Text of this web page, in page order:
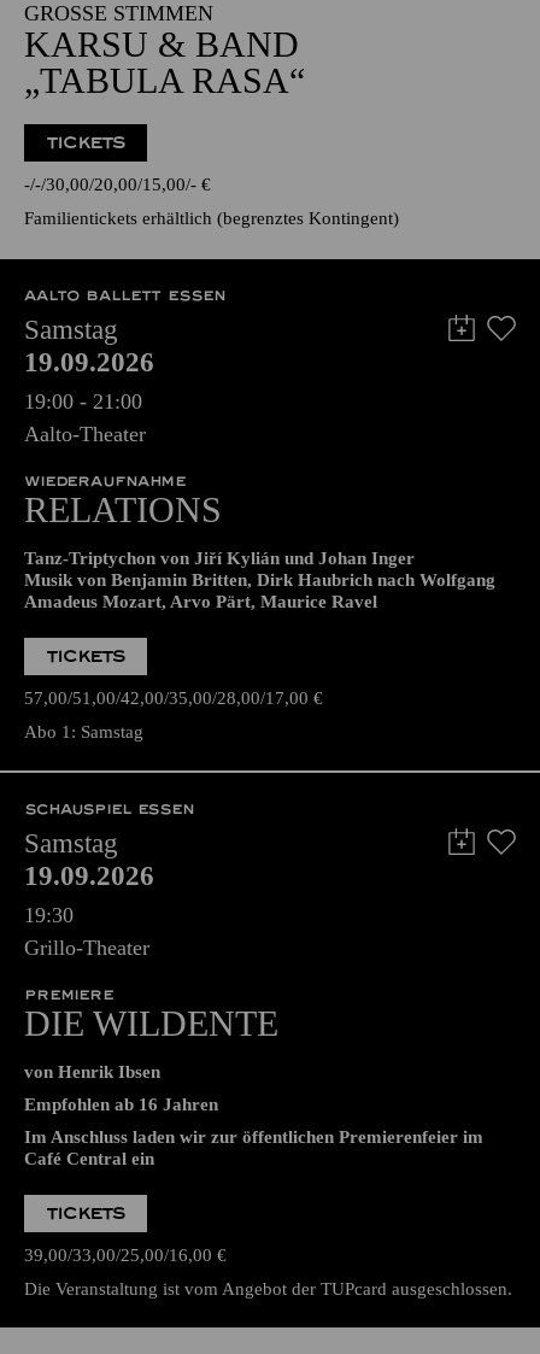
GROSSE STIMMEN
KARSU & BAND
„TABULA RASA“
TICKETS
- - 30,00 20,00 15,00 - €
Familientickets erhältlich (begrenztes Kontingent)
AALTO BALLETT ESSEN
Samstag
19.09.2026
19:00 - 21:00
Aalto-Theater
WIEDERAUFNAHME
RELATIONS
Tanz-Triptychon von Jiří Kylián und Johan Inger
Musik von Benjamin Britten, Dirk Haubrich nach Wolfgang
Amadeus Mozart, Arvo Pärt, Maurice Ravel
TICKETS
57,00 51,00 42,00 35,00 28,00 17,00 €
Abo 1: Samstag
SCHAUSPIEL ESSEN
Samstag
19.09.2026
19:30
Grillo-Theater
PREMIERE
DIE WILDENTE
von Henrik Ibsen
Empfohlen ab 16 Jahren
Im Anschluss laden wir zur öffentlichen Premierenfeier im
Café Central ein
TICKETS
39,00 33,00 25,00 16,00 €
Die Veranstaltung ist vom Angebot der TUPcard ausgeschlossen.